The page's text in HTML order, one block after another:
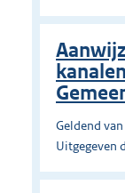
Geldend
Uitgegeven